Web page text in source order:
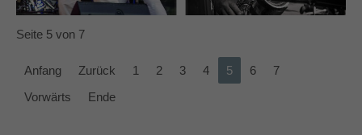
Seite 5 von 7
Anfang Zurück 1 2 3 4 5 6
7
Vorwärts
Ende